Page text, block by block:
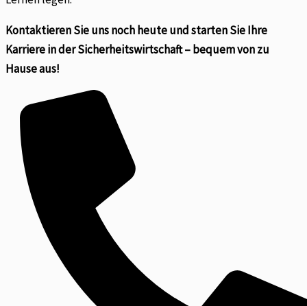
Kontaktieren Sie uns noch heute und starten Sie Ihre
Karriere in der Sicherheitswirtschaft – bequem von zu
Hause aus!